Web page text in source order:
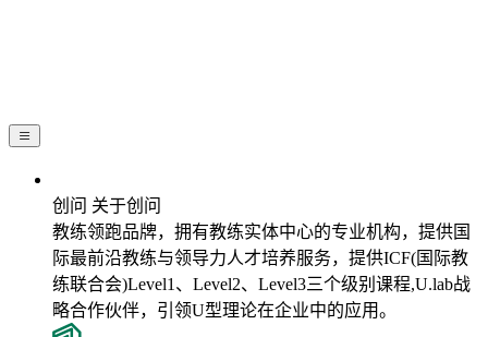
创问 关于创问
教练领跑品牌，拥有教练实体中心的专业机构，提供国
际最前沿教练与领导力人才培养服务，提供ICF(国际教
练联合会)Level1、Level2、Level3三个级别课程,U.lab战
略合作伙伴，引领U型理论在企业中的应用。